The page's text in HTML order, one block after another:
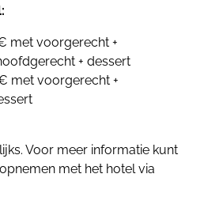
met voorgerecht +
+ dessert
met voorgerecht +
Voor meer informatie kunt
met het hotel via